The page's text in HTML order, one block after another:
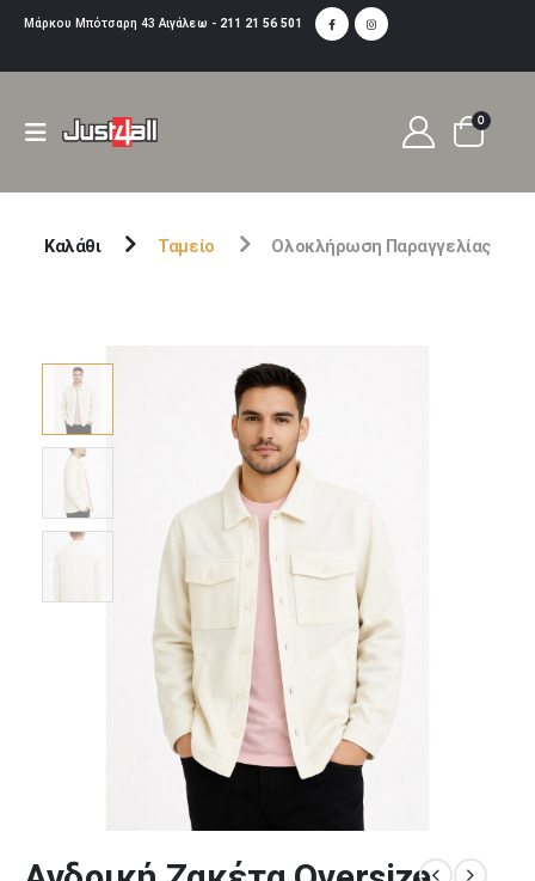
Μάρκου Μπότσαρη 43 Αιγάλεω - 211 21 56 501
0
Καλάθι Ταμείο Ολοκλήρωση Παραγγελίας